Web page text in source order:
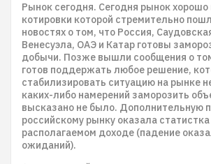
Рынок сегодня. Сегодня рынок
котировки которой стремительно
новостях о том, что Россия,
Венесуэла, ОАЭ и Катар готовы
добычи. Позже вышли сообщения о
готов поддержать любое решение,
стабилизировать ситуацию на рынке
каких-либо намерений заморозить
высказано не было. Дополнительную
российскому рынку оказала
располагаемом доходе (падение
ожиданий).